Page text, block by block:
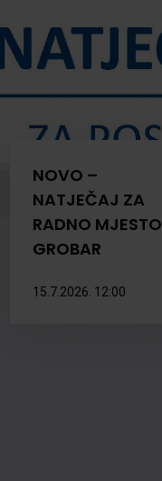
NOVO –
NATJEČAJ ZA
RADNO MJESTO
GROBAR
15.7.2026. 12:00